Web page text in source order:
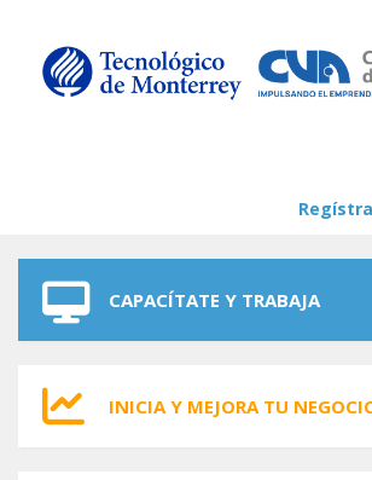
CAPACÍTATE Y TRABAJA
INICIA Y MEJORA TU